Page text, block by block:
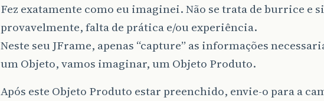
new
Mensagem(this ,"Aviso", "Salvo com
}
}
catch ( SQLIntegrityConstraintViolationException e)
Fez exatamente como eu imaginei. Não se trata de burrice e
provavelmente, falta de prática e/ou experiência.
Neste seu JFrame, apenas “capture” as informações
um Objeto, vamos imaginar, um Objeto Produto.
Após este Objeto Produto estar preenchido, envie-o para a